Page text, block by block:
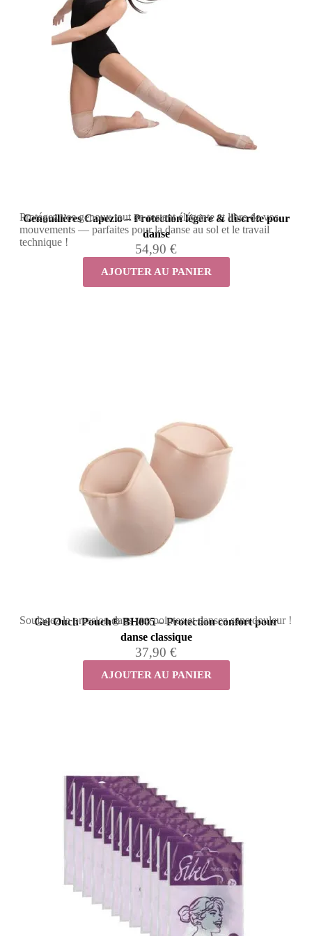
Genouillères Capezio – Protection légère & discrète pour
danse
Protégez vos genoux tout en restant élégante et libre de vos
mouvements — parfaites pour la danse au sol et le travail
technique !
54,90 €
AJOUTER AU PANIER
Gel Ouch Pouch® BH005 – Protection confort pour
danse classique
Soulagez la pression dans vos pointes et dansez sans douleur !
37,90 €
AJOUTER AU PANIER